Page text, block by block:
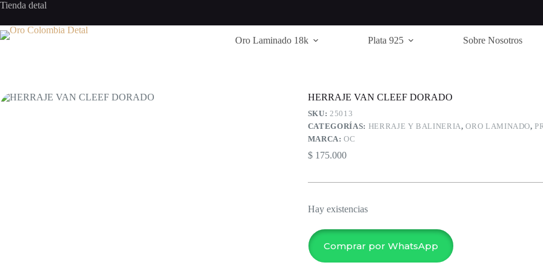
Saltar
contenido
Tienda detal
Oro Laminado 18k Plata 925 Sobre Nosotros
HERRAJE VAN CLEEF DORADO
SKU:25013
CATEGORÍAS: HERRAJE Y BALINERIA,ORO LAMINADO,
MARCA:OC
$175.000
Hay existencias
Comprar por WhatsApp